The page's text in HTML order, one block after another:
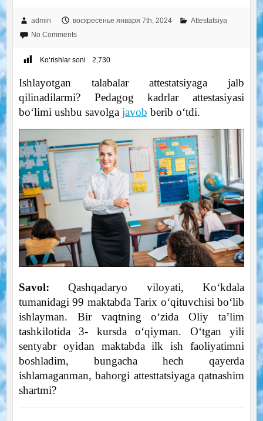
admin воскресенье января 7th, 2024
Attestatsiya
No Comments
Ko‘rishlar soni 2,730
Ishlayotgan talabalar attestatsiyaga jalb
qilinadilarmi? Pedagog kadrlar attestasiyasi
bo‘limi ushbu savolga javob berib o‘tdi.
Savol: Qashqadaryo viloyati, Ko‘kdala
tumanidagi 99 maktabda Tarix o‘qituvchisi bo‘lib
ishlayman. Bir vaqtning o‘zida Oliy ta’lim
tashkilotida 3- kursda o‘qiyman. O‘tgan yili
sentyabr oyidan maktabda ilk ish faoliyatimni
boshladim, bungacha hech qayerda
ishlamaganman, bahorgi attesttatsiyaga qatnashim
shartmi?